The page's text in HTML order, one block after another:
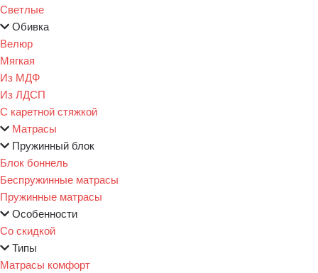
Светлые
Обивка
Велюр
Мягкая
Из МДФ
Из ЛДСП
С каретной стяжкой
Матрасы
Пружинный блок
Блок боннель
Беспружинные матрасы
Пружинные матрасы
Особенности
Со скидкой
Типы
Матрасы комфорт